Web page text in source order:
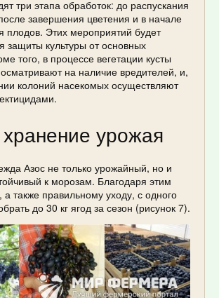
три этапа обработок: до распускания
завершения цветения и в начале
Этих мероприятий будет
защиты культуры от основных
того, в процессе вегетации кусты
на наличие вредителей, и,
колоний насекомых осуществляют
урожая
Азос не только урожайный, но и
к морозам. Благодаря этим
также правильному уходу, с одного
до 30 кг ягод за сезон (рисунок 7).